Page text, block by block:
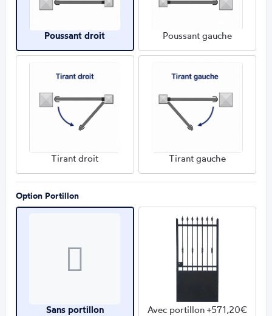
Poussant droit Poussant gauche
Tirant droit Tirant gauche
Option Portillon
Sans portillon Avec portillon +571,20€